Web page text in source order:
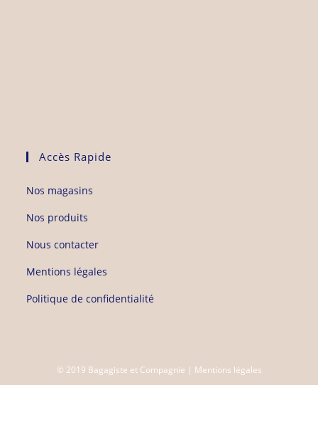
Accès Rapide
Nos magasins
Nos produits
Nous contacter
Mentions légales
Politique de confidentialité
© 2019 Bagagiste et Compagnie | Mentions légales